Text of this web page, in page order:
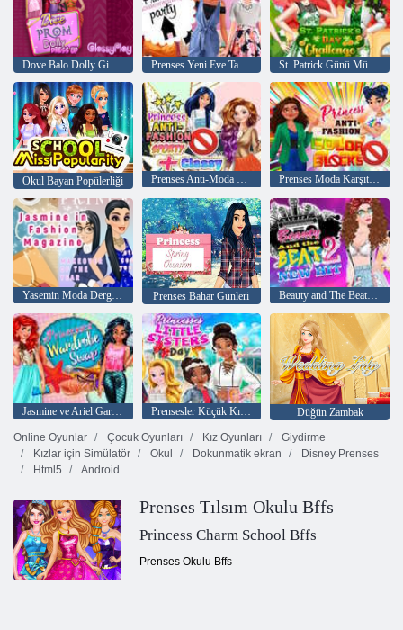
Dove Balo Dolly Giydir Prenses Yeni Eve Taşınma Partisi St. Patrick Günü Mücadelesi
Okul Bayan Popülerliği Prenses Anti-Moda Sportif + Klas Prenses Moda Karşıtı Renk Blokları
Yasemin Moda Dergisinde Prenses Bahar Günleri Beauty and The Beat 2 Yeni Hit
Jasmine ve Ariel Gardırop Takası Prensesler Küçük Kız Kardeşler Günü
Düğün Zambak
Online Oyunlar
Çocuk Oyunları Kız Oyunları
Giydirme
Kızlar için Simülatör
Okul Dokunmatik ekran
Disney Prenses
Html5
Android
Prenses Tılsım Okulu Bffs
Princess Charm School Bffs
Prenses Okulu Bffs